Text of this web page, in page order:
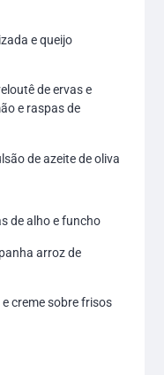
e queijo
de ervas e
e raspas de
de azeite de oliva
de alho e funcho
arroz de
creme sobre frisos